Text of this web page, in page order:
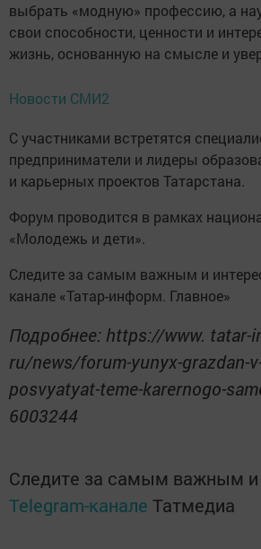
выбрать «модную» профессию, а
свои способности, ценности и
жизнь, основанную на смысле и
Новости СМИ2
С участниками встретятся
предприниматели и лидеры
и карьерных проектов Татарстана.
Форум проводится в рамках
«Молодежь и дети».
Следите за самым важным и
канале «Татар-информ. Главное»
Подробнее: https://www. tatar-
ru/news/forum-yunyx-grazdan-
posvyatyat-teme-karernogo-
6003244
Следите за самым важным
Telegram-канале Татмедиа